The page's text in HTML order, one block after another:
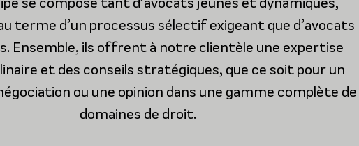
terme d’un processus sélectif exigeant que d’avocats
Ensemble, ils offrent à notre clientèle une expertise
et des conseils stratégiques, que ce soit pour un
ou une opinion dans une gamme complète de
domaines de droit.